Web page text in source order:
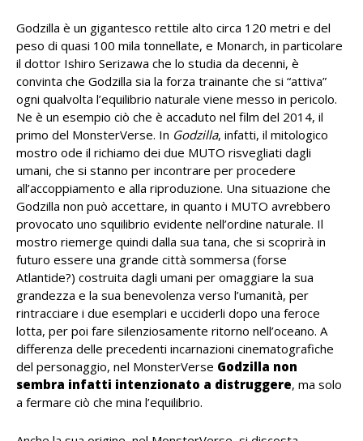
Godzilla è un gigantesco rettile alto circa 120 metri e del
peso di quasi 100 mila tonnellate, e Monarch, in particolare
il dottor Ishiro Serizawa che lo studia da decenni, è
convinta che Godzilla sia la forza trainante che si “attiva”
ogni qualvolta l’equilibrio naturale viene messo in pericolo.
Ne è un esempio ciò che è accaduto nel film del 2014, il
primo del MonsterVerse. In Godzilla, infatti, il mitologico
mostro ode il richiamo dei due MUTO risvegliati dagli
umani, che si stanno per incontrare per procedere
all’accoppiamento e alla riproduzione. Una situazione che
Godzilla non può accettare, in quanto i MUTO avrebbero
provocato uno squilibrio evidente nell’ordine naturale. Il
mostro riemerge quindi dalla sua tana, che si scoprirà in
futuro essere una grande città sommersa (forse
Atlantide?) costruita dagli umani per omaggiare la sua
grandezza e la sua benevolenza verso l’umanità, per
rintracciare i due esemplari e ucciderli dopo una feroce
lotta, per poi fare silenziosamente ritorno nell’oceano. A
differenza delle precedenti incarnazioni cinematografiche
del personaggio, nel MonsterVerse Godzilla non
sembra infatti intenzionato a distruggere, ma solo
a fermare ciò che mina l’equilibrio.